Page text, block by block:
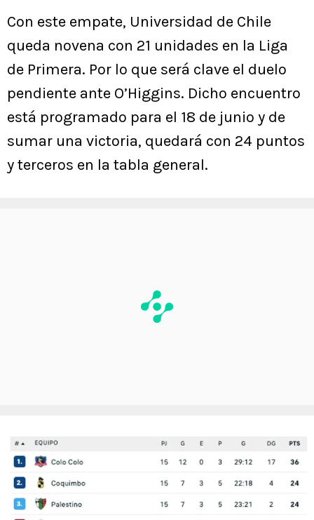
Con este empate, Universidad de Chile
queda novena con 21 unidades en la Liga
de Primera. Por lo que será clave el duelo
pendiente ante O’Higgins. Dicho encuentro
está programado para el 18 de junio y de
sumar una victoria, quedará con 24 puntos
y terceros en la tabla general.